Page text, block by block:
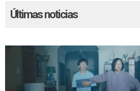
Últimas noticias